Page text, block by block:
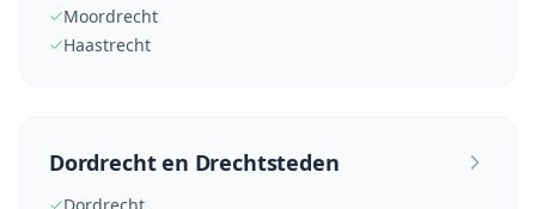
Moordrecht
Haastrecht
Dordrecht en Drechtsteden